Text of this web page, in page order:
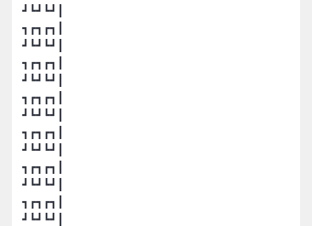
┛┗┛┗┛┃
┓┏┓┏┓┃
┛┗┛┗┛┃
┓┏┓┏┓┃
┛┗┛┗┛┃
┓┏┓┏┓┃
┛┗┛┗┛┃
┓┏┓┏┓┃
┛┗┛┗┛┃
┓┏┓┏┓┃
┛┗┛┗┛┃
┓┏┓┏┓┃
┛┗┛┗┛┃